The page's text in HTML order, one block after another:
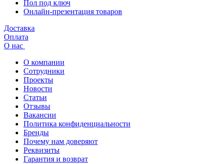
Пол под ключ
Онлайн-презентация товаров
Доставка
Оплата
О нас
О компании
Сотрудники
Проекты
Новости
Статьи
Отзывы
Вакансии
Политика конфиденциальности
Бренды
Почему нам доверяют
Реквизиты
Гарантия и возврат